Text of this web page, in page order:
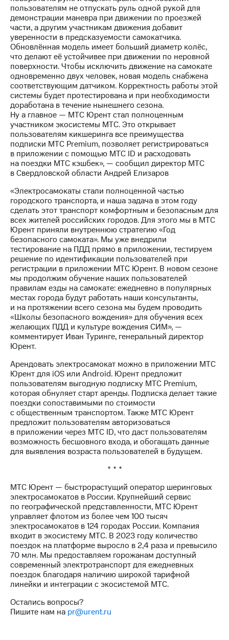
Описание
Еврооблигации-2023
Уведомление
о
погашении
именных
облигаций
Другое
Регистратор
Реквизиты
Контакты
развитие
деловая этика
На главную
пользователям не отпускать руль одной рукой для
демонстрации маневра при движении по проезжей
части, а другим участникам движения добавит
уверенности в предсказуемости самокатчика.
Обновлённая модель имеет больший диаметр колёс,
что делают её устойчивее при движении по неровной
поверхности. Чтобы исключить движение на самокате
одновременно двух человек, новая модель снабжена
соответствующим датчиком. Корректность работы этой
системы будет протестирована и при необходимости
доработана в течение нынешнего сезона.
Ну а главное — МТС Юрент стал полноценным
участником экосистемы МТС. Это открывает
пользователям кикшеринга все преимущества
подписки МТС Premium, позволяет регистрироваться
в приложении с помощью МТС ID и расходовать
на поездки МТС кэшбек», — сообщил директор МТС
в Свердловской области Андрей Елизаров
«Электросамокаты стали полноценной частью
городского транспорта, и наша задача в этом году
сделать этот транспорт комфортным и безопасным для
всех жителей российских городов. Для этого мы в МТС
Юрент приняли внутреннюю стратегию «Год
безопасного самоката». Мы уже внедрили
тестирование на ПДД прямо в приложении, тестируем
решение по идентификации пользователей при
регистрации в приложении МТС Юрент. В новом сезоне
мы продолжим обучение наших пользователей
правилам езды на самокате: ежедневно в популярных
местах города будут работать наши консультанты,
и на протяжении всего сезона мы будем проводить
«Школы безопасного вождения» для обучения всех
желающих ПДД и культуре вождения СИМ», —
комментирует Иван Туринге, генеральный директор
Юрент.
Арендовать электросамокат можно в приложении МТС
Юрент для iOS или Android. Юрент предложит
пользователям выгодную подписку МТС Premium,
которая обнуляет старт аренды. Подписка делает такие
поездки сопоставимыми по стоимости
с общественным транспортом. Также МТС Юрент
предложит пользователям авторизоваться
в приложении через МТС ID, что даст пользователям
возможность бесшовного входа, и обогащать данные
для выявления возраста пользователей в будущем.
* * *
МТС Юрент — быстрорастущий оператор шеринговых
электросамокатов в России. Крупнейший сервис
по географической представленности, МТС Юрент
управляет флотом из более чем 100 тысяч
электросамокатов в 124 городах России. Компания
входит в экосистему МТС. В 2023 году количество
поездок на платформе выросло в 2,4 раза и превысило
70 млн. Мы предоставляем горожанам доступный
современный электротранспорт для ежедневных
поездок благодаря наличию широкой тарифной
линейки и интеграции с экосистемой МТС.
Остались вопросы?
Пишите нам на pr@urent.ru